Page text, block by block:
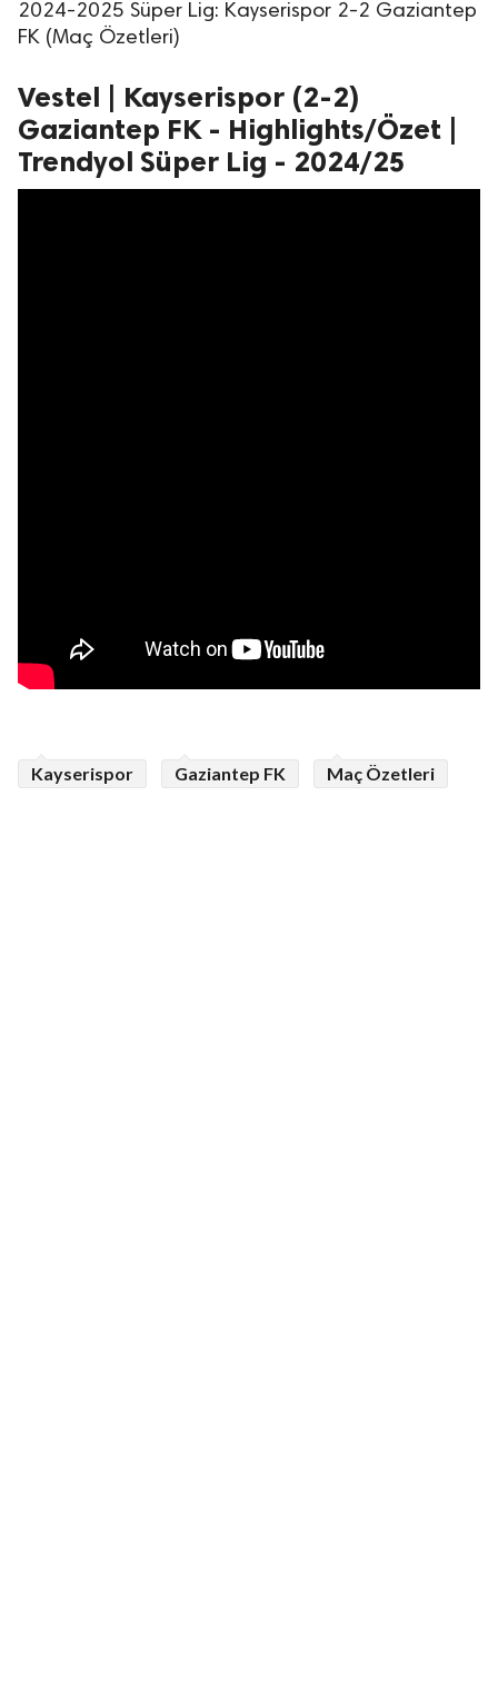
2024-2025 Süper Lig: Kayserispor 2-2 Gaziantep
FK (Maç Özetleri)
Vestel | Kayserispor (2-2)
Gaziantep FK - Highlights/Özet |
Trendyol Süper Lig - 2024/25
Kayserispor Gaziantep FK Maç Özetleri